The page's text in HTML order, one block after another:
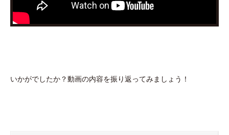
いかがでしたか？動画の内容を振り返ってみましょう！